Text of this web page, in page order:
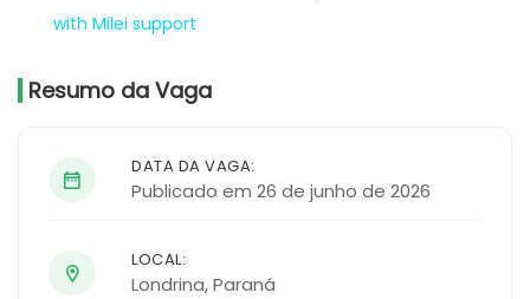
with Milei support
Resumo da Vaga
DATA DA VAGA:
Publicado em 26 de junho de 2026
LOCAL:
Londrina,Paraná